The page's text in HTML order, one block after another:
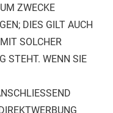
ZWECKE
DIES GILT AUCH
SOLCHER
STEHT. WENN SIE